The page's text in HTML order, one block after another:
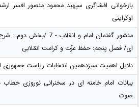
بازخوانی افشاگری سپهبد محمود منصور افسر
اوکراینی
ای/ فصل پنجم: حفظ عزّت و کرامت انقلابی
دلایل اهمیت سیزدهمین انتخابات ریاست جمهوری
بیانات امام خامنه ای در سخنرانی نوروزی
صوت